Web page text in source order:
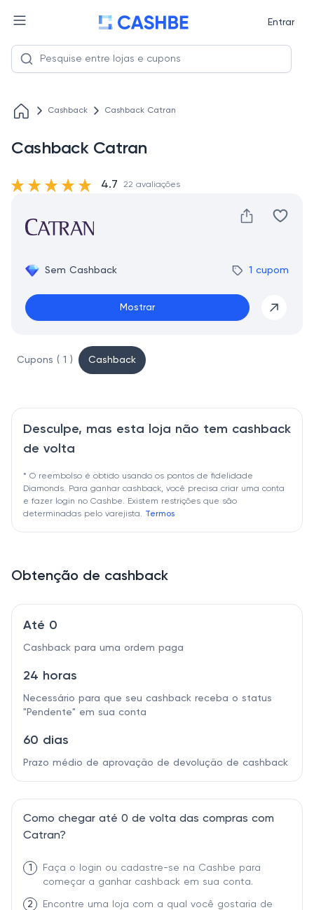
Entrar
Cashback Cashback Catran
Cashback Catran
Sem Cashback 1 cupom
Mostrar
4.7 22 avaliações
Cupons ( 1 ) Cashback
Desculpe, mas esta loja não tem cashback
de volta
* O reembolso é obtido usando os pontos de fidelidade
Diamonds. Para ganhar cashback, você precisa criar uma conta
e fazer login no Cashbe. Existem restrições que são
determinadas pelo varejista. Termos
Obtenção de cashback
Até 0
Cashback para uma ordem paga
24 horas
Necessário para que seu cashback receba o status
"Pendente" em sua conta
60 dias
Prazo médio de aprovação de devolução de cashback
Como chegar até 0 de volta das compras com
Catran?
1
Faça o login ou cadastre-se na Cashbe para
começar a ganhar cashback em sua conta.
2
Encontre uma loja com a qual você gostaria de